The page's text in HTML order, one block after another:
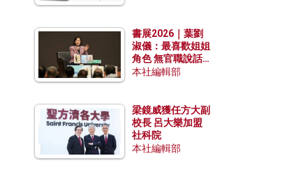
書展2026｜葉劉
淑儀：最喜歡姐姐
角色 無官職說話
包袱少
本社編輯部
梁鏡威獲任方大副
校長 呂大樂加盟
社科院
本社編輯部